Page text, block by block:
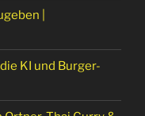
|
KI und Burger-